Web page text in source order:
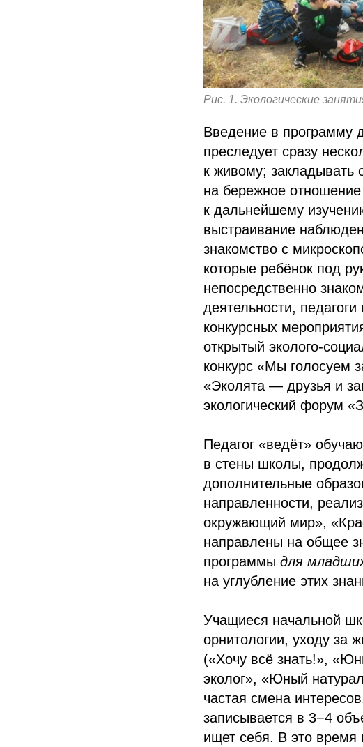
Рис. 1. Экологические
Введение в программу
преследует сразу
к живому; закладывать
на бережное
к дальнейшему
выстраивание
знакомство с
которые ребёнок под
непосредственно
деятельности,
конкурсных
открытый эколого-
конкурс «Мы голосуем
«Эколята — друзья и
экологический форум
Педагог «ведёт»
в стены школы,
дополнительные
направленности,
окружающий мир»,
направлены на общее
программы для
на углубление этих
Учащиеся начальной
орнитологии, уходу за
(«Хочу всё знать!»,
эколог», «Юный
частая смена
записывается в 3−4
ищет себя. В это время